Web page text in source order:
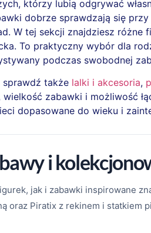
którzy lubią odgrywać
dobrze sprawdzają się
W tej sekcji znajdziesz
To praktyczny wybór dla
podczas swobodnej
także lalki i akcesoria,
zabawki i możliwość
dopasowane do wieku i
i
jak i zabawki inspirowane
oraz Piratix z rekinem i